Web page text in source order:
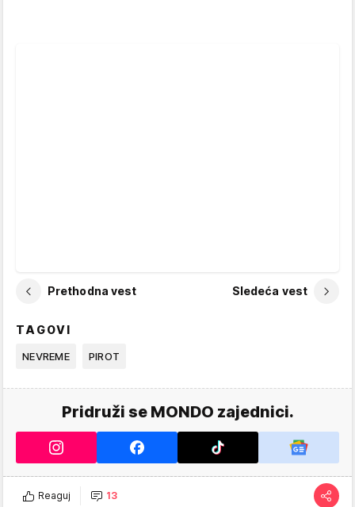
Prethodna vest Sledeća vest
TAGOVI
NEVREME PIROT
Pridruži se MONDO zajednici.
Reaguj 13